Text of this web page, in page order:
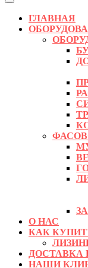
Кнопка
ОткрытьГЛАВНАЯ
О НАС
КАК
ДОСТАВКА
НАШИ